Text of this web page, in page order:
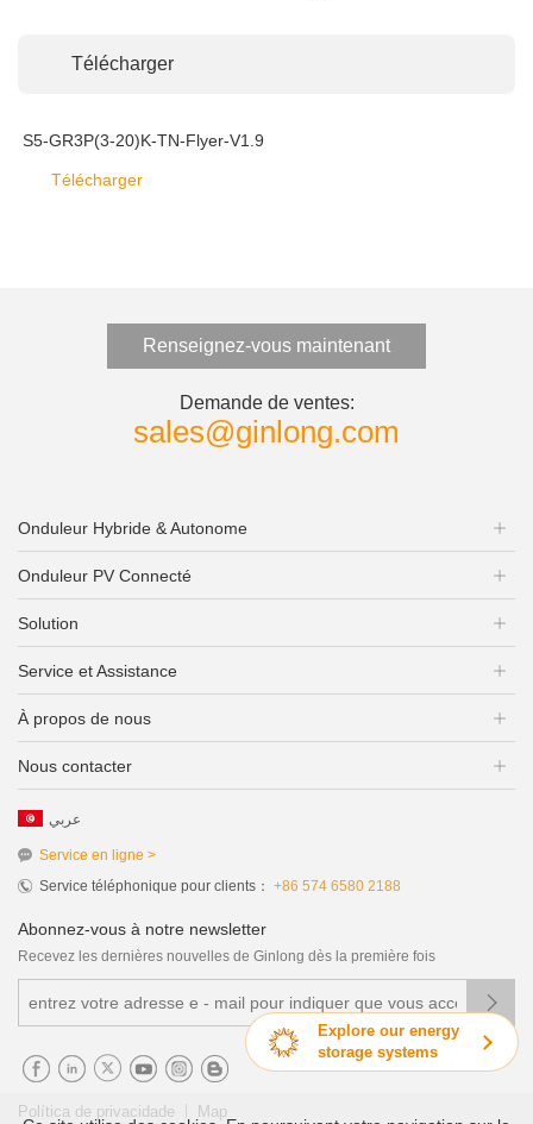
Explore our energy
storage systems
Télécharger
S5-GR3P(3-20)K-TN-Flyer-V1.9
Télécharger
Renseignez-vous maintenant
Demande de ventes:
sales@ginlong.com
Onduleur Hybride & Autonome
Onduleur PV Connecté
Solution
Service et Assistance
À propos de nous
Nous contacter
عربي
Service en ligne >
Service téléphonique pour clients： +86 574 6580 2188
Abonnez-vous à notre newsletter
Recevez les dernières nouvelles de Ginlong dès la première fois

Política de privacidade Map